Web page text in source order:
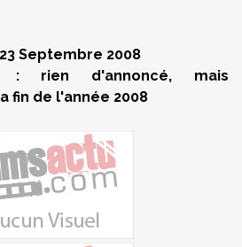
Septembre 2008
: rien d'annoncé, mais
fin de l'année 2008